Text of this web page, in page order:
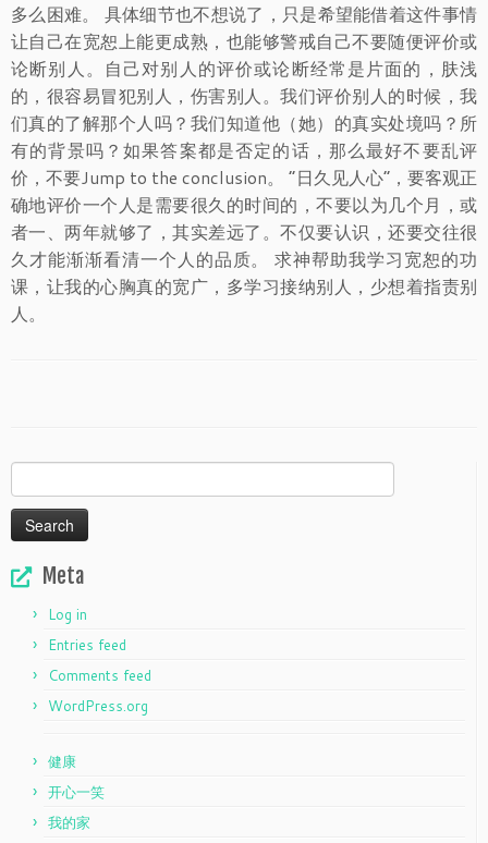
多么困难。 具体细节也不想说了，只是希望能借着这件事情
让自己在宽恕上能更成熟，也能够警戒自己不要随便评价或
论断别人。自己对别人的评价或论断经常是片面的，肤浅
的，很容易冒犯别人，伤害别人。我们评价别人的时候，我
们真的了解那个人吗？我们知道他（她）的真实处境吗？所
有的背景吗？如果答案都是否定的话，那么最好不要乱评
价，不要Jump to the conclusion。 “日久见人心”，要客观正
确地评价一个人是需要很久的时间的，不要以为几个月，或
者一、两年就够了，其实差远了。不仅要认识，还要交往很
久才能渐渐看清一个人的品质。 求神帮助我学习宽恕的功
课，让我的心胸真的宽广，多学习接纳别人，少想着指责别
人。
for:
Meta
Log in
Entries feed
Comments feed
WordPress.org
健康
开心一笑
我的家